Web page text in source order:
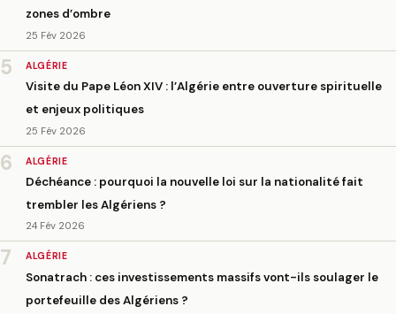
zones d’ombre
25 Fév 2026
5 ALGÉRIE
Visite du Pape Léon XIV : l’Algérie entre ouverture spirituelle
et enjeux politiques
25 Fév 2026
6 ALGÉRIE
Déchéance : pourquoi la nouvelle loi sur la nationalité fait
trembler les Algériens ?
24 Fév 2026
7 ALGÉRIE
Sonatrach : ces investissements massifs vont-ils soulager le
portefeuille des Algériens ?